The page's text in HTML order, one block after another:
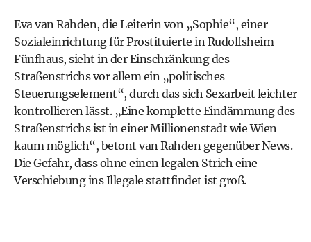
Eva van Rahden, die Leiterin von „Sophie“, einer
Sozialeinrichtung für Prostituierte in Rudolfsheim-
Fünfhaus, sieht in der Einschränkung des
Straßenstrichs vor allem ein „politisches
Steuerungselement“, durch das sich Sexarbeit leichter
kontrollieren lässt. „Eine komplette Eindämmung des
Straßenstrichs ist in einer Millionenstadt wie Wien
kaum möglich“, betont van Rahden gegenüber News.
Die Gefahr, dass ohne einen legalen Strich eine
Verschiebung ins Illegale stattfindet ist groß.